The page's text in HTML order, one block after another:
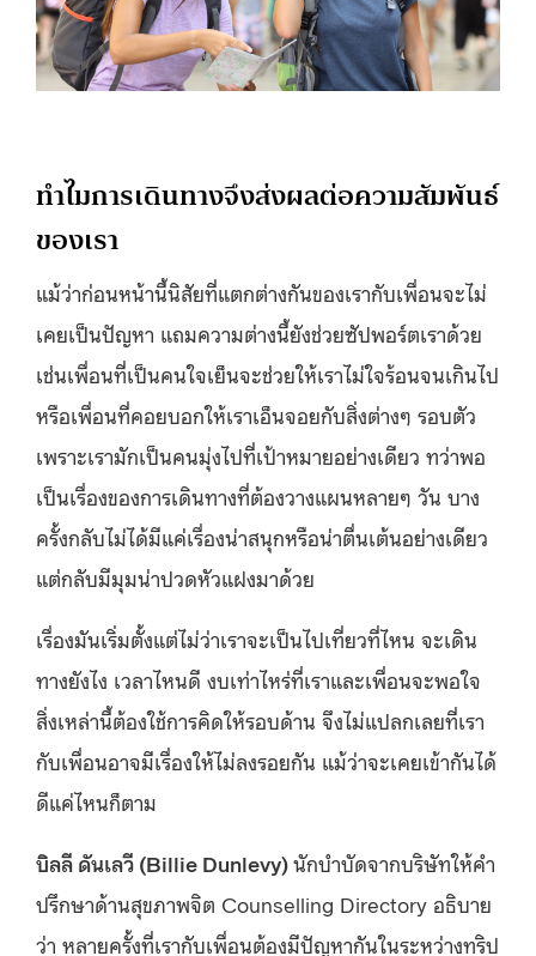
ทำไมการเดินทางจึงส่งผลต่อความสัมพันธ์
ของเรา
แม้ว่าก่อนหน้านี้นิสัยที่แตกต่างกันของเรากับเพื่อนจะไม่
เคยเป็นปัญหา แถมความต่างนี้ยังช่วยซัปพอร์ตเราด้วย
เช่นเพื่อนที่เป็นคนใจเย็นจะช่วยให้เราไม่ใจร้อนจนเกินไป
หรือเพื่อนที่คอยบอกให้เราเอ็นจอยกับสิ่งต่างๆ รอบตัว
เพราะเรามักเป็นคนมุ่งไปที่เป้าหมายอย่างเดียว ทว่าพอ
เป็นเรื่องของการเดินทางที่ต้องวางแผนหลายๆ วัน บาง
ครั้งกลับไม่ได้มีแค่เรื่องน่าสนุกหรือน่าตื่นเต้นอย่างเดียว
แต่กลับมีมุมน่าปวดหัวแฝงมาด้วย
เรื่องมันเริ่มตั้งแต่ไม่ว่าเราจะเป็นไปเที่ยวที่ไหน จะเดิน
ทางยังไง เวลาไหนดี งบเท่าไหร่ที่เราและเพื่อนจะพอใจ
สิ่งเหล่านี้ต้องใช้การคิดให้รอบด้าน จึงไม่แปลกเลยที่เรา
กับเพื่อนอาจมีเรื่องให้ไม่ลงรอยกัน แม้ว่าจะเคยเข้ากันได้
ดีแค่ไหนก็ตาม
บิลลี ดันเลวี (Billie Dunlevy)นักบำบัดจากบริษัทให้คำ
ปรึกษาด้านสุขภาพจิต Counselling Directory อธิบาย
ว่า หลายครั้งที่เรากับเพื่อนต้องมีปัญหากันในระหว่างทริป